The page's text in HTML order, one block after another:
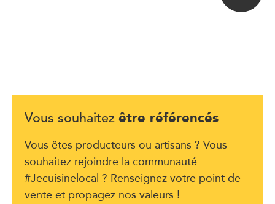
Vous souhaitez être référencés
Vous êtes producteurs ou artisans ? Vous
souhaitez rejoindre la communauté
#Jecuisinelocal ? Renseignez votre point de
vente et propagez nos valeurs !